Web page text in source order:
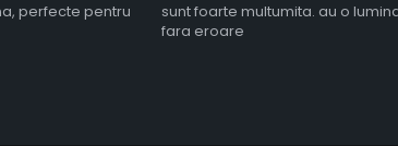
perfecte pentru
sunt foarte multumita. au o
fara eroare